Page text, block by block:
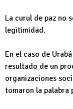
La curul de paz no
legitimidad.
En el caso de
resultado de un
organizaciones
tomaron la palabra